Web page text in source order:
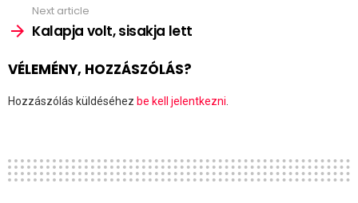
Next article
Kalapja volt, sisakja lett
VÉLEMÉNY, HOZZÁSZÓLÁS?
Hozzászólás küldéséhez be kell jelentkezni